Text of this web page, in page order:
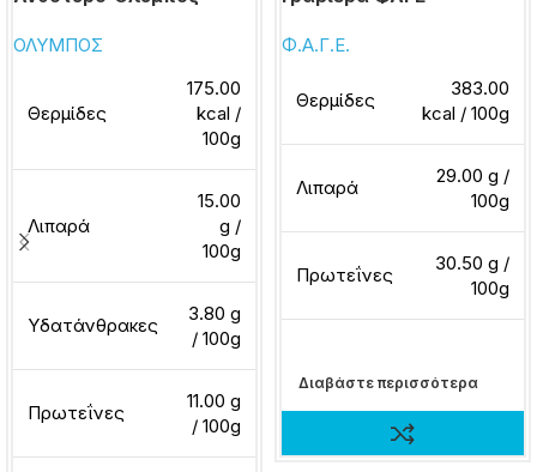
ΟΛΥΜΠΟΣ
Θερμίδες
175.00
kcal /
100g
Λιπαρά
15.00
g /
100g
Υδατάνθρακες
3.80 g
/ 100g
Πρωτεΐνες
11.00 g
/ 100g
Φ.Α.Γ.Ε.
Θερμίδες
383.00
kcal / 100g
Λιπαρά
29.00 g /
100g
Πρωτεΐνες
30.50 g /
100g
Διαβάστε περισσότερα